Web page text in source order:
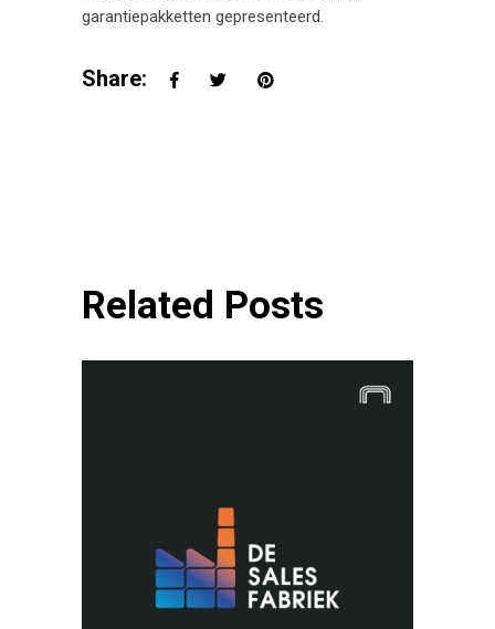
garantiepakketten gepresenteerd.
Share:
Related Posts